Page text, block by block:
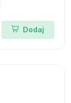
Dodaj